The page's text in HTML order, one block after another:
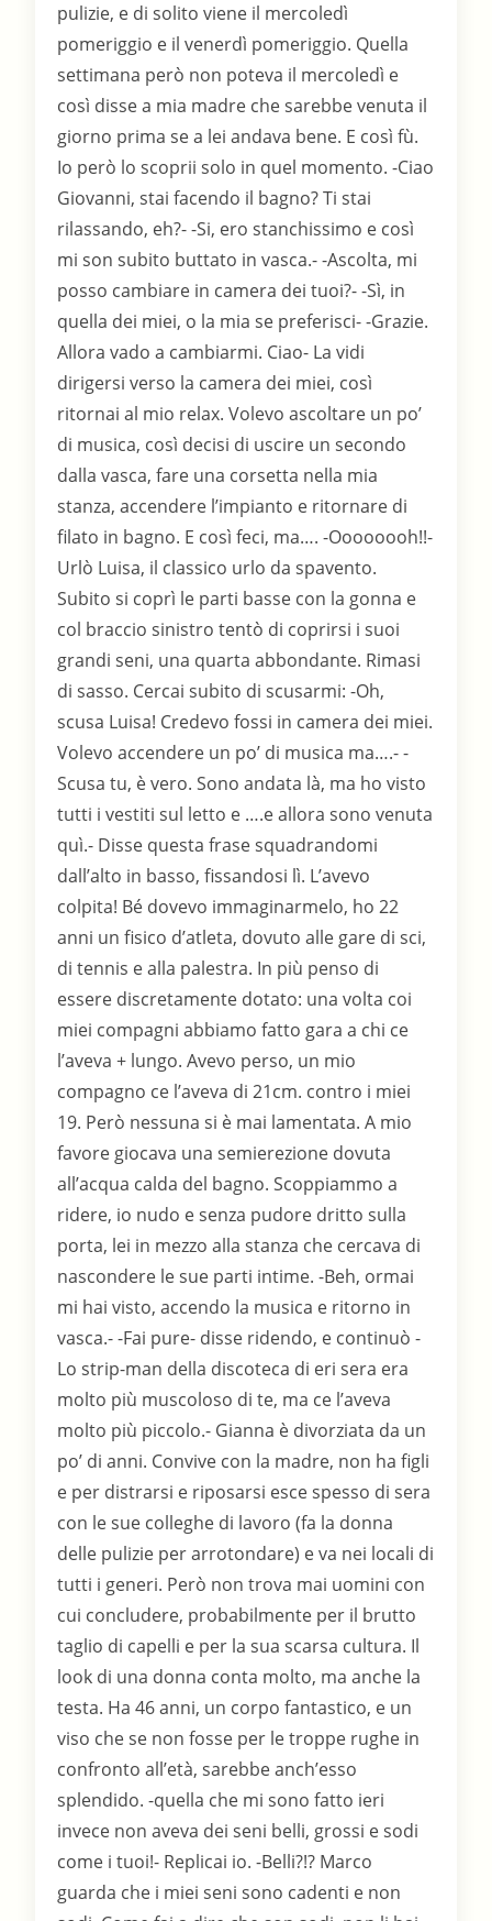
pulizie, e di solito viene il mercoledì
pomeriggio e il venerdì pomeriggio. Quella
settimana però non poteva il mercoledì e
così disse a mia madre che sarebbe venuta il
giorno prima se a lei andava bene. E così fù.
Io però lo scoprii solo in quel momento. -Ciao
Giovanni, stai facendo il bagno? Ti stai
rilassando, eh?- -Si, ero stanchissimo e così
mi son subito buttato in vasca.- -Ascolta, mi
posso cambiare in camera dei tuoi?- -Sì, in
quella dei miei, o la mia se preferisci- -Grazie.
Allora vado a cambiarmi. Ciao- La vidi
dirigersi verso la camera dei miei, così
ritornai al mio relax. Volevo ascoltare un po’
di musica, così decisi di uscire un secondo
dalla vasca, fare una corsetta nella mia
stanza, accendere l’impianto e ritornare di
filato in bagno. E così feci, ma…. -Oooooooh!!-
Urlò Luisa, il classico urlo da spavento.
Subito si coprì le parti basse con la gonna e
col braccio sinistro tentò di coprirsi i suoi
grandi seni, una quarta abbondante. Rimasi
di sasso. Cercai subito di scusarmi: -Oh,
scusa Luisa! Credevo fossi in camera dei miei.
Volevo accendere un po’ di musica ma….- -
Scusa tu, è vero. Sono andata là, ma ho visto
tutti i vestiti sul letto e ….e allora sono venuta
quì.- Disse questa frase squadrandomi
dall’alto in basso, fissandosi lì. L’avevo
colpita! Bé dovevo immaginarmelo, ho 22
anni un fisico d’atleta, dovuto alle gare di sci,
di tennis e alla palestra. In più penso di
essere discretamente dotato: una volta coi
miei compagni abbiamo fatto gara a chi ce
l’aveva + lungo. Avevo perso, un mio
compagno ce l’aveva di 21cm. contro i miei
19. Però nessuna si è mai lamentata. A mio
favore giocava una semierezione dovuta
all’acqua calda del bagno. Scoppiammo a
ridere, io nudo e senza pudore dritto sulla
porta, lei in mezzo alla stanza che cercava di
nascondere le sue parti intime. -Beh, ormai
mi hai visto, accendo la musica e ritorno in
vasca.- -Fai pure- disse ridendo, e continuò -
Lo strip-man della discoteca di eri sera era
molto più muscoloso di te, ma ce l’aveva
molto più piccolo.- Gianna è divorziata da un
po’ di anni. Convive con la madre, non ha figli
e per distrarsi e riposarsi esce spesso di sera
con le sue colleghe di lavoro (fa la donna
delle pulizie per arrotondare) e va nei locali di
tutti i generi. Però non trova mai uomini con
cui concludere, probabilmente per il brutto
taglio di capelli e per la sua scarsa cultura. Il
look di una donna conta molto, ma anche la
testa. Ha 46 anni, un corpo fantastico, e un
viso che se non fosse per le troppe rughe in
confronto all’età, sarebbe anch’esso
splendido. -quella che mi sono fatto ieri
invece non aveva dei seni belli, grossi e sodi
come i tuoi!- Replicai io. -Belli?!? Marco
guarda che i miei seni sono cadenti e non